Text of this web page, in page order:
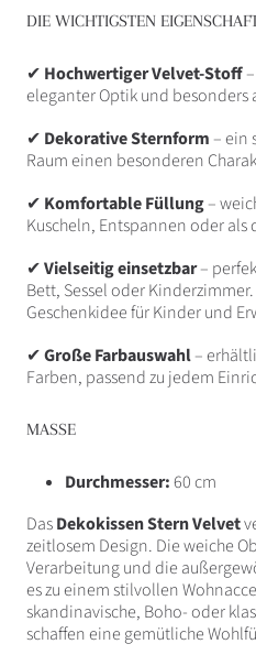
DIE WICHTIGSTEN
✔ Hochwertiger Velvet-Stoff
eleganter Optik und besonders
✔ Dekorative Sternform – ein
Raum einen besonderen
✔ Komfortable Füllung–
Kuscheln, Entspannen oder als
✔Vielseitig einsetzbar–
Bett, Sessel oder
Geschenkidee für Kinder und
✔Große Farbauswahl–
Farben, passend zu jedem
MASSE
Durchmesser:60 cm
DasDekokissen Stern Velvet
zeitlosem Design. Die weiche
Verarbeitung und die
es zu einem stilvollen
skandinavische, Boho- oder
schaffen eine gemütliche